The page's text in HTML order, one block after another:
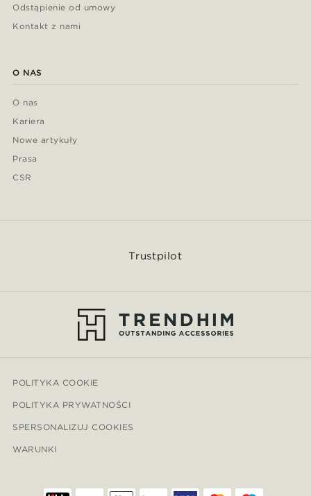
Odstąpienie od umowy
Kontakt z nami
O NAS
O nas
Kariera
Nowe artykuły
Prasa
CSR
Trustpilot
POLITYKA COOKIE
POLITYKA PRYWATNOŚCI
SPERSONALIZUJ COOKIES
WARUNKI